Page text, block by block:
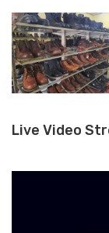
Live Video